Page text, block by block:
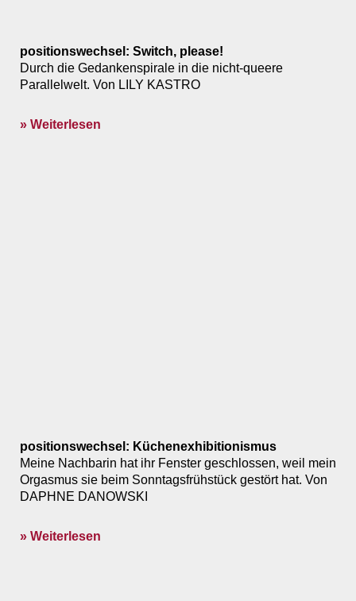
positionswechsel: Switch, please!
Durch die Gedankenspirale in die nicht-queere
Parallelwelt. Von LILY KASTRO
» Weiterlesen
positionswechsel: Küchenexhibitionismus
Meine Nachbarin hat ihr Fenster geschlossen, weil mein
Orgasmus sie beim Sonntagsfrühstück gestört hat. Von
DAPHNE DANOWSKI
» Weiterlesen